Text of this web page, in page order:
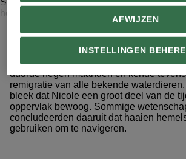
FOTO: MIKE PARRY/MINDEN PICTURES
In 2005 haalde een witte haai de
langste haaientrek ooit op zijn naam te
door onderzoekers ‘Nicole’ was
van 20.000 kilometer af tussen Afrika en
duurde negen maanden en kende
remigratie van alle bekende
bleek dat Nicole een groot deel van de
oppervlak bewoog. Sommige
concludeerden daaruit dat haaien
gebruiken om te navigeren.
INSTELLINGEN
AFWIJZEN